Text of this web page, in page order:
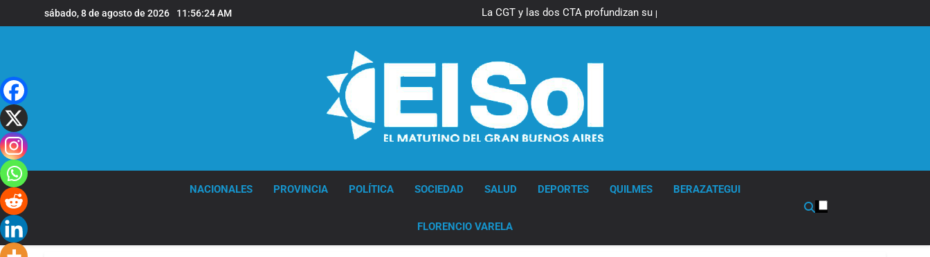
al
sábado, 8 de agosto de 2026 11:56:25 AM
La CGT y las dos CTA profundizan su plan de
lucha con nuevas marchas contra el Gobierno
NACIONALES PROVINCIA POLÍTICA SOCIEDAD SALUD DEPORTES QUILMES BERAZATEGUI
FLORENCIO VARELA